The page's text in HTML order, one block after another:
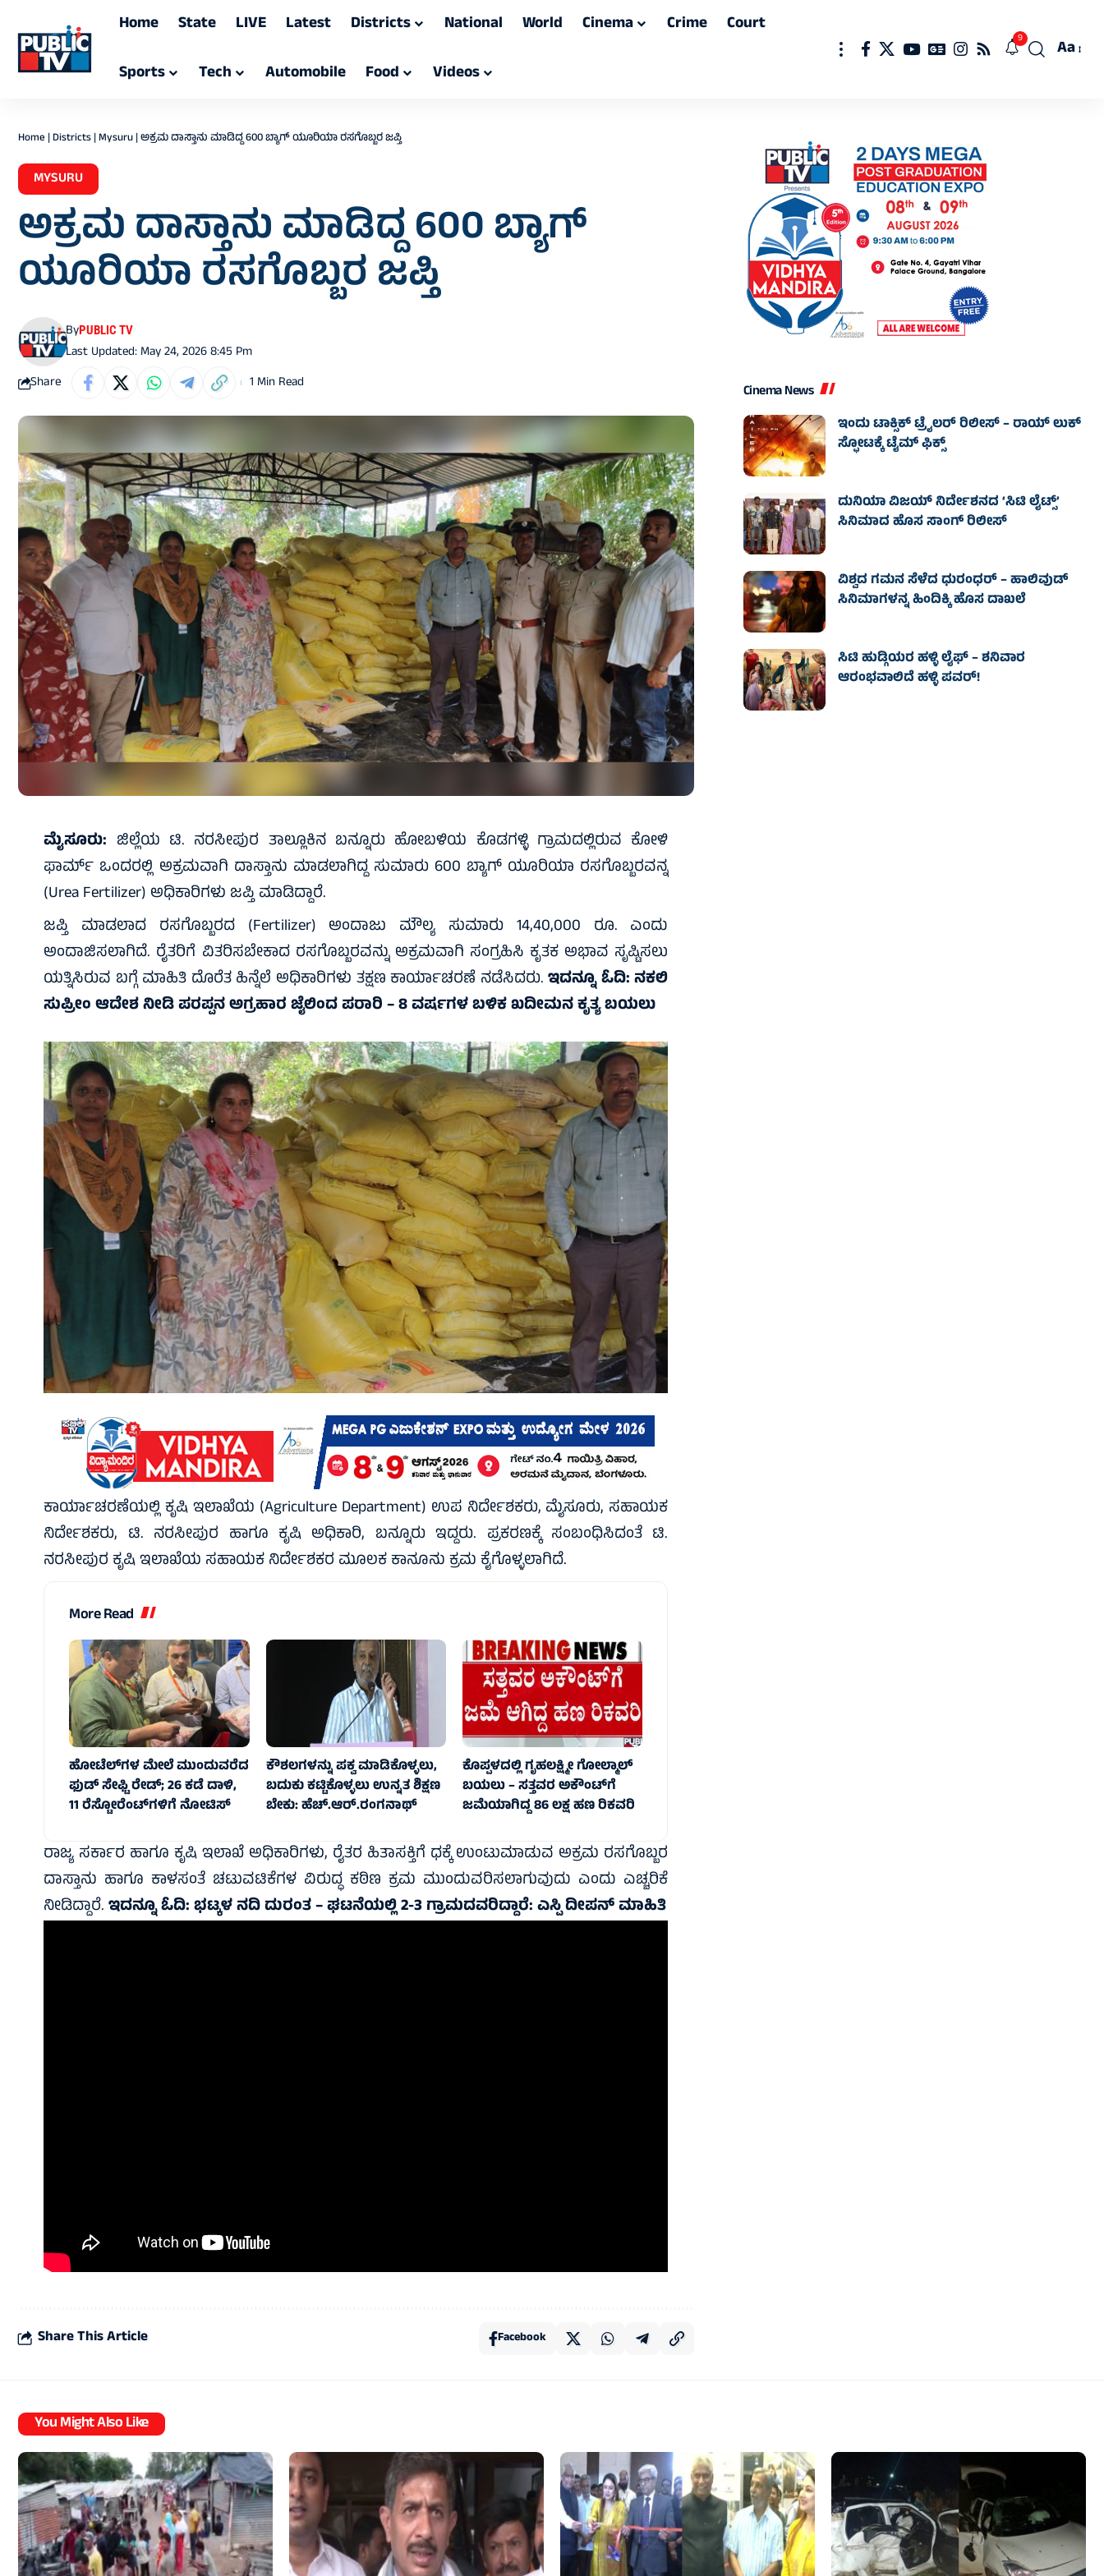
Home State LIVE Latest Districts National World Cinema Crime
Court
Sports
Tech Automobile Food Videos
9
Font
Aa
Home |Districts|Mysuru|ಅಕ್ರಮ ದಾಸ್ತಾನು ಮಾಡಿದ್ದ 600 ಬ್ಯಾಗ್ ಯೂರಿಯಾ ರಸಗೊಬ್ಬರ ಜಪ್ತಿ
MYSURU
ಅಕ್ರಮ ದಾಸ್ತಾನು ಮಾಡಿದ್ದ 600 ಬ್ಯಾಗ್
ಯೂರಿಯಾ ರಸಗೊಬ್ಬರ ಜಪ್ತಿ
Last Updated: May 24, 2026 8:45 Pm
ByPUBLIC TV
Share 1 Min Read
ಮೈಸೂರು: ಜಿಲ್ಲೆಯ ಟಿ. ನರಸೀಪುರ ತಾಲ್ಲೂಕಿನ ಬನ್ನೂರು ಹೋಬಳಿಯ ಕೊಡಗಳ್ಳಿ ಗ್ರಾಮದಲ್ಲಿರುವ ಕೋಳಿ
ಫಾರ್ಮ್ ಒಂದರಲ್ಲಿ ಅಕ್ರಮವಾಗಿ ದಾಸ್ತಾನು ಮಾಡಲಾಗಿದ್ದ ಸುಮಾರು 600 ಬ್ಯಾಗ್ ಯೂರಿಯಾ ರಸಗೊಬ್ಬರವನ್ನ
(Urea Fertilizer) ಅಧಿಕಾರಿಗಳು ಜಪ್ತಿ ಮಾಡಿದ್ದಾರೆ.
ಜಪ್ತಿ ಮಾಡಲಾದ ರಸಗೊಬ್ಬರದ (Fertilizer) ಅಂದಾಜು ಮೌಲ್ಯ ಸುಮಾರು 14,40,000 ರೂ. ಎಂದು
ಅಂದಾಜಿಸಲಾಗಿದೆ. ರೈತರಿಗೆ ವಿತರಿಸಬೇಕಾದ ರಸಗೊಬ್ಬರವನ್ನು ಅಕ್ರಮವಾಗಿ ಸಂಗ್ರಹಿಸಿ ಕೃತಕ ಅಭಾವ ಸೃಷ್ಟಿಸಲು
ಯತ್ನಿಸಿರುವ ಬಗ್ಗೆ ಮಾಹಿತಿ ದೊರೆತ ಹಿನ್ನೆಲೆ ಅಧಿಕಾರಿಗಳು ತಕ್ಷಣ ಕಾರ್ಯಾಚರಣೆ ನಡೆಸಿದರು.ಇದನ್ನೂ ಓದಿ:ನಕಲಿ
ಸುಪ್ರೀಂ ಆದೇಶ ನೀಡಿ ಪರಪ್ಪನ ಅಗ್ರಹಾರ ಜೈಲಿಂದ ಪರಾರಿ – 8 ವರ್ಷಗಳ ಬಳಿಕ ಖದೀಮನ ಕೃತ್ಯ ಬಯಲು
ಕಾರ್ಯಾಚರಣೆಯಲ್ಲಿ ಕೃಷಿ ಇಲಾಖೆಯ (Agriculture Department) ಉಪ ನಿರ್ದೇಶಕರು, ಮೈಸೂರು, ಸಹಾಯಕ
ನಿರ್ದೇಶಕರು, ಟಿ. ನರಸೀಪುರ ಹಾಗೂ ಕೃಷಿ ಅಧಿಕಾರಿ, ಬನ್ನೂರು ಇದ್ದರು. ಪ್ರಕರಣಕ್ಕೆ ಸಂಬಂಧಿಸಿದಂತೆ ಟಿ.
ನರಸೀಪುರ ಕೃಷಿ ಇಲಾಖೆಯ ಸಹಾಯಕ ನಿರ್ದೇಶಕರ ಮೂಲಕ ಕಾನೂನು ಕ್ರಮ ಕೈಗೊಳ್ಳಲಾಗಿದೆ.
More Read
ಹೋಟೆಲ್‌ಗಳ ಮೇಲೆ ಮುಂದುವರೆದ
ಫುಡ್ ಸೇಫ್ಟಿ ರೇಡ್; 26 ಕಡೆ ದಾಳಿ,
11 ರೆಸ್ಟೋರೆಂಟ್‌ಗಳಿಗೆ ನೋಟಿಸ್
ಕೌಶಲಗಳನ್ನು ಪಕ್ವ ಮಾಡಿಕೊಳ್ಳಲು,
ಬದುಕು ಕಟ್ಟಿಕೊಳ್ಳಲು ಉನ್ನತ ಶಿಕ್ಷಣ
ಬೇಕು: ಹೆಚ್.ಆರ್.ರಂಗನಾಥ್
ಕೊಪ್ಪಳದಲ್ಲಿ ಗೃಹಲಕ್ಷ್ಮೀ ಗೋಲ್ಮಾಲ್‌
ಬಯಲು – ಸತ್ತವರ ಅಕೌಂಟ್‌ಗೆ
ಜಮೆಯಾಗಿದ್ದ 86 ಲಕ್ಷ ಹಣ ರಿಕವರಿ
ರಾಜ್ಯ ಸರ್ಕಾರ ಹಾಗೂ ಕೃಷಿ ಇಲಾಖೆ ಅಧಿಕಾರಿಗಳು, ರೈತರ ಹಿತಾಸಕ್ತಿಗೆ ಧಕ್ಕೆ ಉಂಟುಮಾಡುವ ಅಕ್ರಮ ರಸಗೊಬ್ಬರ
ದಾಸ್ತಾನು ಹಾಗೂ ಕಾಳಸಂತೆ ಚಟುವಟಿಕೆಗಳ ವಿರುದ್ಧ ಕಠಿಣ ಕ್ರಮ ಮುಂದುವರಿಸಲಾಗುವುದು ಎಂದು ಎಚ್ಚರಿಕೆ
ನೀಡಿದ್ದಾರೆ.ಇದನ್ನೂ ಓದಿ:ಭಟ್ಕಳ ನದಿ ದುರಂತ – ಘಟನೆಯಲ್ಲಿ 2-3 ಗ್ರಾಮದವರಿದ್ದಾರೆ: ಎಸ್ಪಿ ದೀಪನ್‌ ಮಾಹಿತಿ
Share This Article Facebook
Cinema News
ಇಂದು ಟಾಕ್ಸಿಕ್ ಟ್ರೈಲರ್ ರಿಲೀಸ್‌ – ರಾಯ್‌ ಲುಕ್
ಸ್ಫೋಟಕ್ಕೆ ಟೈಮ್‌ ಫಿಕ್ಸ್‌
ದುನಿಯಾ ವಿಜಯ್ ನಿರ್ದೇಶನದ ‘ಸಿಟಿ ಲೈಟ್ಸ್’
ಸಿನಿಮಾದ ಹೊಸ ಸಾಂಗ್ ರಿಲೀಸ್
ವಿಶ್ವದ ಗಮನ ಸೆಳೆದ ಧುರಂಧರ್ – ಹಾಲಿವುಡ್‌
ಸಿನಿಮಾಗಳನ್ನ ಹಿಂದಿಕ್ಕಿ ಹೊಸ ದಾಖಲೆ
ಸಿಟಿ ಹುಡ್ಗಿಯರ ಹಳ್ಳಿ ಲೈಫ್‌ – ಶನಿವಾರ
ಆರಂಭವಾಲಿದೆ ಹಳ್ಳಿ ಪವರ್‌!
You Might Also Like